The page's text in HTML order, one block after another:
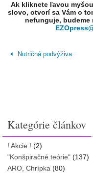
Ak kliknete ľavou
slovo, otvorí sa Vám o
nefunguje, budeme
Nutričná podvýživa
Kategórie článkov
! Akcie ! (2)
"Konšpiračné teórie" (137)
ARO, Chrípka (80)